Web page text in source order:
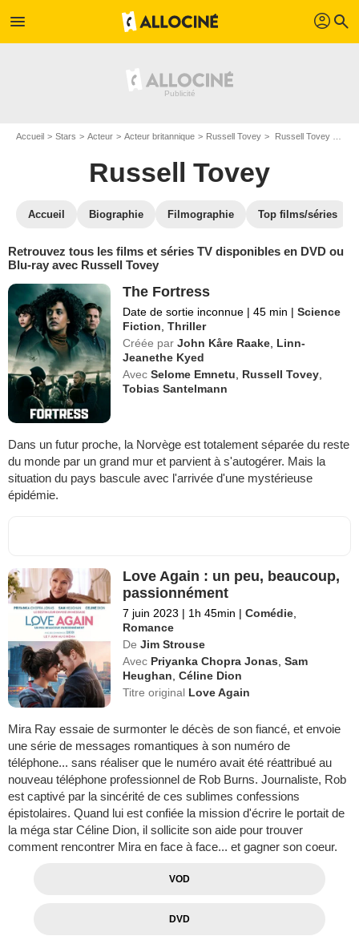
menu profil search
Accueil Stars Acteur Acteur britannique Russell Tovey Russell Tovey : ses Blu-Ray, DVD, VOD, SVOD
Russell Tovey
Accueil Biographie Filmographie Top films/séries
Retrouvez tous les films et séries TV disponibles en DVD ou
Blu-ray avec Russell Tovey
The Fortress
Date de sortie inconnue | 45 min | Science
Fiction ,Thriller
Créée par John Kåre Raake Linn-
Jeanethe Kyed
Avec Selome Emnetu Russell Tovey
Tobias Santelmann
Dans un futur proche, la Norvège est totalement séparée du reste
du monde par un grand mur et parvient à s'autogérer. Mais la
situation du pays bascule avec l'arrivée d'une mystérieuse
épidémie.
Love Again : un peu, beaucoup,
passionnément
7 juin 2023 | 1h 45min | Comédie
Romance
De Jim Strouse
Avec Priyanka Chopra Jonas ,Sam
Heughan ,Céline Dion
Titre original Love Again
Mira Ray essaie de surmonter le décès de son fiancé, et envoie
une série de messages romantiques à son numéro de
téléphone... sans réaliser que le numéro avait été réattribué au
nouveau téléphone professionnel de Rob Burns. Journaliste, Rob
est captivé par la sincérité de ces sublimes confessions
épistolaires. Quand lui est confiée la mission d'écrire le portait de
la méga star Céline Dion, il sollicite son aide pour trouver
comment rencontrer Mira en face à face... et gagner son coeur.
VOD
DVD